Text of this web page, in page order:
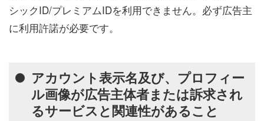
シックID/プレミアムIDを利用できません。必ず広告主
に利用許諾が必要です。
アカウント表示名及び、プロフィー
ル画像が広告主体者または訴求され
るサービスと関連性があること